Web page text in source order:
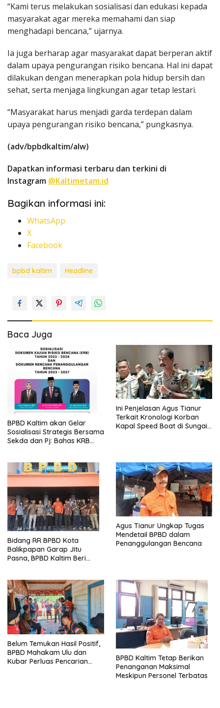
“Kami terus melakukan sosialisasi dan edukasi kepada
masyarakat agar mereka memahami dan siap
menghadapi bencana,” ujarnya.
Ia juga berharap agar masyarakat dapat berperan aktif
dalam upaya pengurangan risiko bencana. Hal ini dapat
dilakukan dengan menerapkan pola hidup bersih dan
sehat, serta menjaga lingkungan agar tetap lestari.
“Masyarakat harus menjadi garda terdepan dalam
upaya pengurangan risiko bencana,” pungkasnya.
(adv/bpbdkaltim/alw)
Dapatkan informasi terbaru dan terkini di
Instagram @Kaltimetam.id
Bagikan informasi ini:
WhatsApp
X
Facebook
bpbd kaltim Headline
Baca Juga
BPBD Kaltim akan Gelar
Sosialisasi Strategis Bersama
Sekda dan Pj: Bahas KRB
Ini Penjelasan Agus Tianur
Terkait Kronologi Korban
Kapal Speed Boat di Sungai
Bidang RR BPBD Kota
Balikpapan Garap Jitu
Pasna, BPBD Kaltim Beri
Agus Tianur Ungkap Tugas
Mendetail BPBD dalam
Penanggulangan Bencana
Belum Temukan Hasil Positif,
BPBD Mahakam Ulu dan
Kubar Perluas Pencarian
BPBD Kaltim Tetap Berikan
Penanganan Maksimal
Meskipun Personel Terbatas